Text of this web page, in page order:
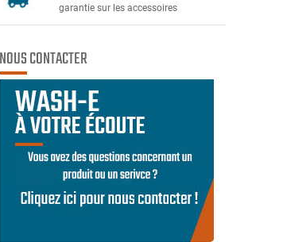
garantie sur les accessoires
NOUS CONTACTER